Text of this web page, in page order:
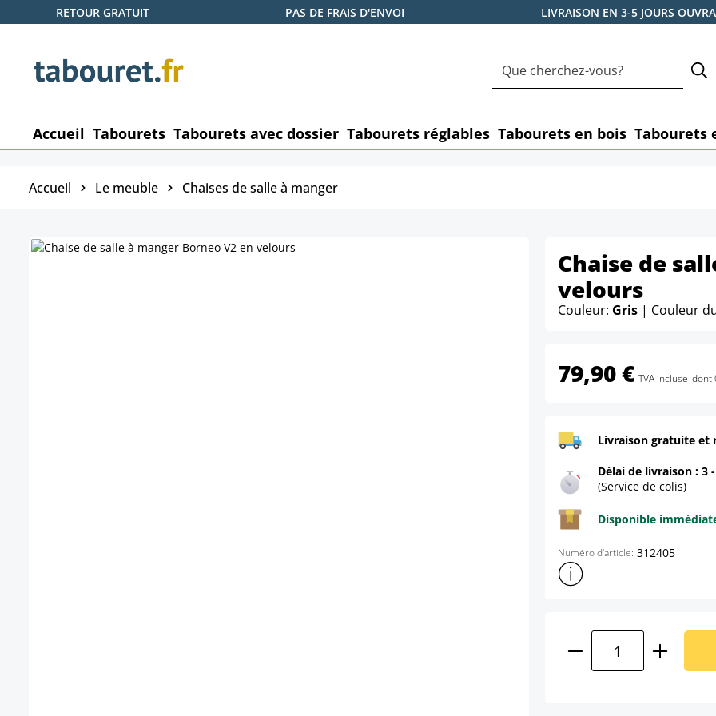
au contenu principal
Passer à la recherche
Passer à la navigation principale
RETOUR GRATUIT PAS DE FRAIS D'ENVOI LIVRAISON EN 3-5 JOURS
Accueil Tabourets Tabourets avec dossier Tabourets réglables Tabourets en bois Tabourets
Accueil Le meuble Chaises de salle à manger
Chaise de
velours
Couleur: Gris | Couleur
79,90 € TVA incluse dont
Livraison gratuite et
Délai de livraison : 3
(Service de colis)
Disponible
Numéro d'article: 312405
Afficher plus d'informations
Quantité de